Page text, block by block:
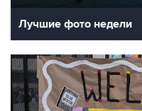
Лучшие фото недели